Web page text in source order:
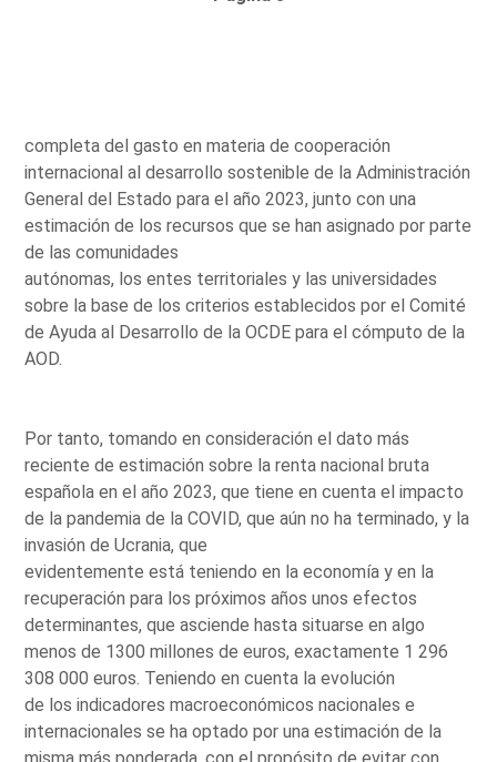
completa del gasto en materia de cooperación
internacional al desarrollo sostenible de la Administración
General del Estado para el año 2023, junto con una
estimación de los recursos que se han asignado por parte
de las comunidades
autónomas, los entes territoriales y las universidades
sobre la base de los criterios establecidos por el Comité
de Ayuda al Desarrollo de la OCDE para el cómputo de la
AOD.
Por tanto, tomando en consideración el dato más
reciente de estimación sobre la renta nacional bruta
española en el año 2023, que tiene en cuenta el impacto
de la pandemia de la COVID, que aún no ha terminado, y la
invasión de Ucrania, que
evidentemente está teniendo en la economía y en la
recuperación para los próximos años unos efectos
determinantes, que asciende hasta situarse en algo
menos de 1300 millones de euros, exactamente 1 296
308 000 euros. Teniendo en cuenta la evolución
de los indicadores macroeconómicos nacionales e
internacionales se ha optado por una estimación de la
misma más ponderada, con el propósito de evitar con